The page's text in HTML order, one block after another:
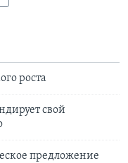
роста
свой
предложение